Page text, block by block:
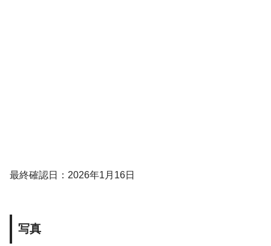
最終確認日：2026年1月16日
写真